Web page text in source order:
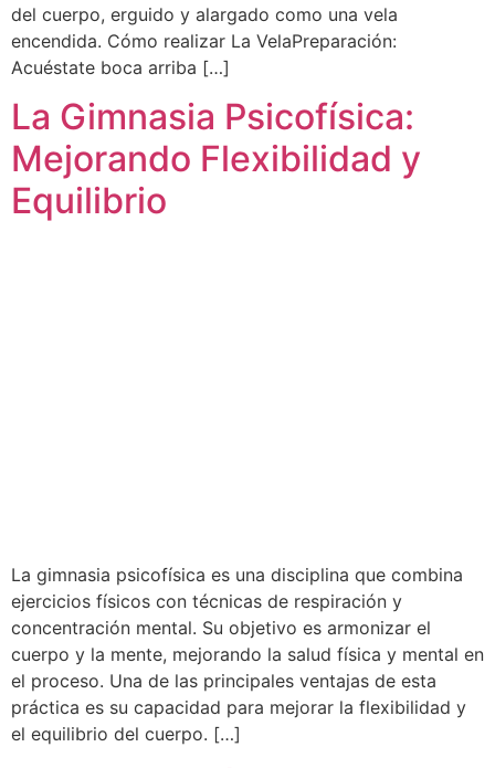
del cuerpo, erguido y alargado como una vela
encendida. Cómo realizar La VelaPreparación:
Acuéstate boca arriba […]
La Gimnasia Psicofísica:
Mejorando Flexibilidad y
Equilibrio
La gimnasia psicofísica es una disciplina que combina
ejercicios físicos con técnicas de respiración y
concentración mental. Su objetivo es armonizar el
cuerpo y la mente, mejorando la salud física y mental en
el proceso. Una de las principales ventajas de esta
práctica es su capacidad para mejorar la flexibilidad y
el equilibrio del cuerpo. […]